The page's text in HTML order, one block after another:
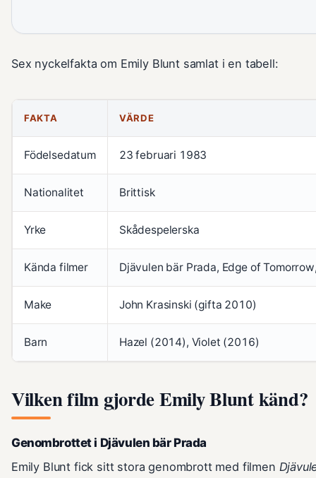
Sex nyckelfakta om Emily Blunt samlat i en tabell:
FAKTA VÄRDE
Födelsedatum 23 februari 1983
Nationalitet Brittisk
Yrke Skådespelerska
Kända filmer Djävulen bär Prada, Edge of
Make John Krasinski (gifta 2010)
Barn Hazel (2014), Violet (2016)
Vilken film gjorde Emily Blunt känd?
Genombrottet i Djävulen bär Prada
Emily Blunt fick sitt stora genombrott med filmen